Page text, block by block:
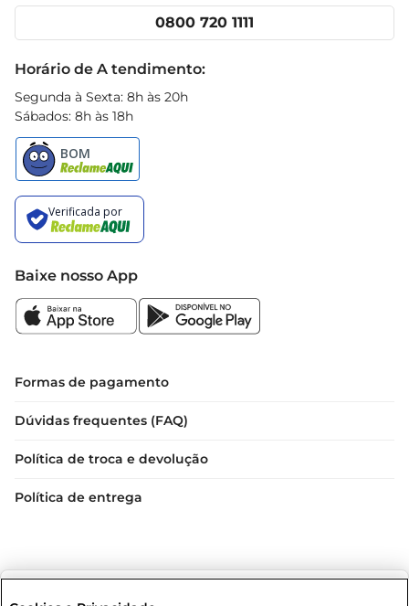
Cencosud Media
0800 720 1111
Horário de A tendimento:
Segunda à Sexta: 8h às 20h
Sábados: 8h às 18h
Baixe nosso App
Formas de pagamento
Dúvidas frequentes (FAQ)
Política de troca e devolução
Política de entrega